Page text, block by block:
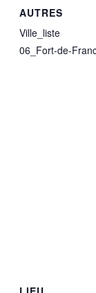
AUTRES
Ville_liste
06_Fort-de-